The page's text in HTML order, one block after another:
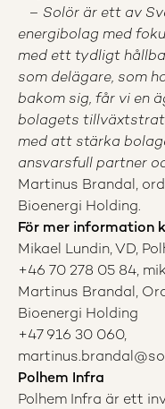
– Solör är ett av
energibolag med
med ett tydligt
som delägare, som
bakom sig, får vi en
bolagets
med att stärka
ansvarsfull partner
Martinus Brandal,
Bioenergi Holding.
För mer information
Mikael Lundin, VD,
+46 70 278 05 84,
Martinus Brandal,
Bioenergi Holding
+47 916 30 060,
Polhem Infra
Polhem Infra är ett